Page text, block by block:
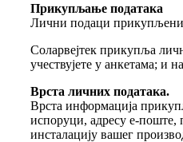
Прикупљање података
Лични подаци прикупљени
Соларвејтек прикупља
учествујете у анкетама; и
Врста личних података.
Врста информација
испоруци, адресу е-поште,
инсталацију вашег